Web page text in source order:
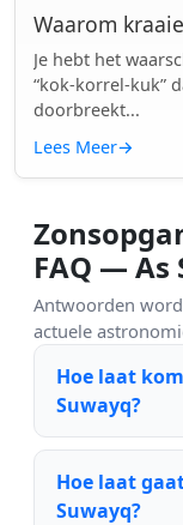
Waarom
Je hebt het
“kok-korrel-kuk”
doorbreekt...
Lees Meer→
FAQ — As
Antwoorden
actuele
Hoe laat
Suwayq?
Hoe laat
Suwayq?